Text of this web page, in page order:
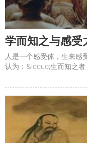
学而知之与感受
人是一个感受体，生来感
认为：&ldquo;生而知之
物之理的有上等智慧；通
理的有中等智慧；被迫不